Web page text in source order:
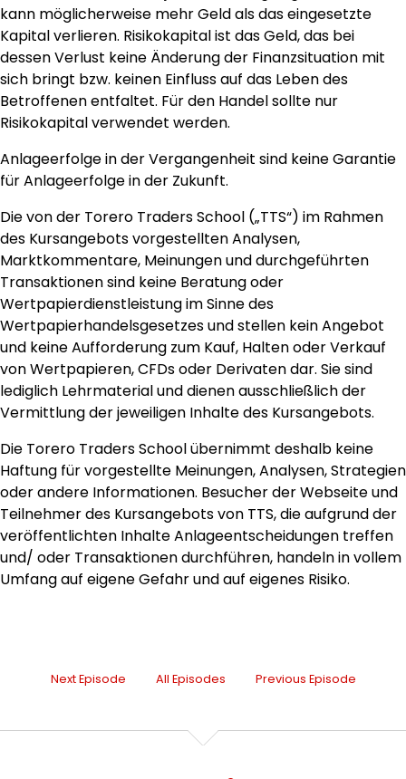
kann möglicherweise mehr Geld als das eingesetzte
Kapital verlieren. Risikokapital ist das Geld, das bei
dessen Verlust keine Änderung der Finanzsituation mit
sich bringt bzw. keinen Einfluss auf das Leben des
Betroffenen entfaltet. Für den Handel sollte nur
Risikokapital verwendet werden.
Anlageerfolge in der Vergangenheit sind keine Garantie
für Anlageerfolge in der Zukunft.
Die von der Torero Traders School („TTS“) im Rahmen
des Kursangebots vorgestellten Analysen,
Marktkommentare, Meinungen und durchgeführten
Transaktionen sind keine Beratung oder
Wertpapierdienstleistung im Sinne des
Wertpapierhandelsgesetzes und stellen kein Angebot
und keine Aufforderung zum Kauf, Halten oder Verkauf
von Wertpapieren, CFDs oder Derivaten dar. Sie sind
lediglich Lehrmaterial und dienen ausschließlich der
Vermittlung der jeweiligen Inhalte des Kursangebots.
Die Torero Traders School übernimmt deshalb keine
Haftung für vorgestellte Meinungen, Analysen, Strategien
oder andere Informationen. Besucher der Webseite und
Teilnehmer des Kursangebots von TTS, die aufgrund der
veröffentlichten Inhalte Anlageentscheidungen treffen
und/ oder Transaktionen durchführen, handeln in vollem
Umfang auf eigene Gefahr und auf eigenes Risiko.
Next Episode All Episodes Previous Episode